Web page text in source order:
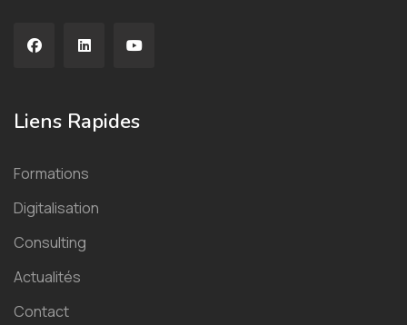
Liens Rapides
Formations
Digitalisation
Consulting
Actualités
Contact